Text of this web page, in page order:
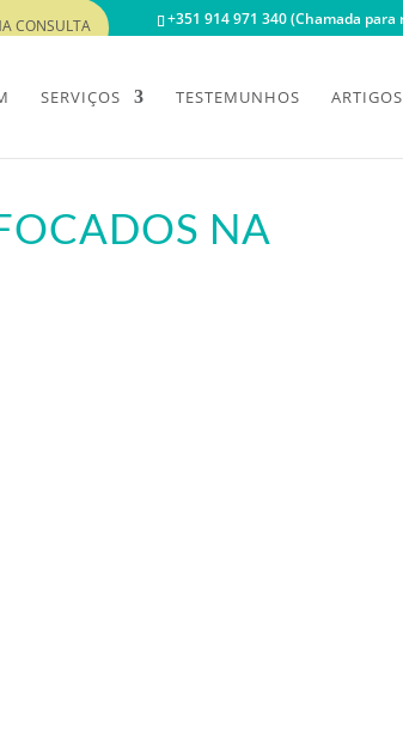
+351 914 971 340 (Chamada
CONSULTA
SERVIÇOS TESTEMUNHOS ARTIGOS
NA